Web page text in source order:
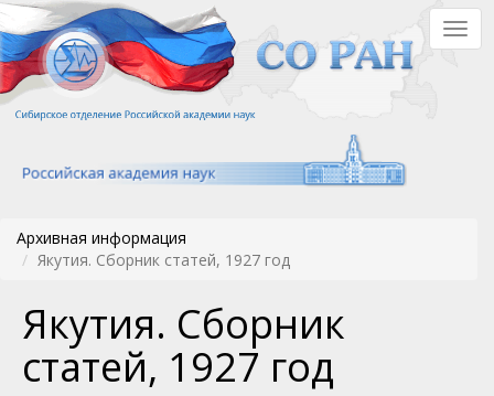
Перейти
к
основному
содержанию
Архивная информация
Якутия. Сборник статей, 1927 год
Якутия. Сборник
статей, 1927 год